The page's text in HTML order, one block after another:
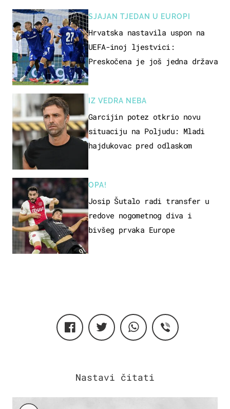
SJAJAN TJEDAN U EUROPI
Hrvatska nastavila uspon na
UEFA-inoj ljestvici:
Preskočena je još jedna država
IZ VEDRA NEBA
Garcijin potez otkrio novu
situaciju na Poljudu: Mladi
hajdukovac pred odlaskom
OPA!
Josip Šutalo radi transfer u
redove nogometnog diva i
bivšeg prvaka Europe